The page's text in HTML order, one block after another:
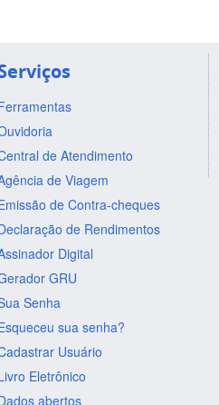
de Atendimento
de Viagem
de Contra-cheques
de Rendimentos
Digital
GRU
Senha
sua senha?
Usuário
Eletrônico
abertos